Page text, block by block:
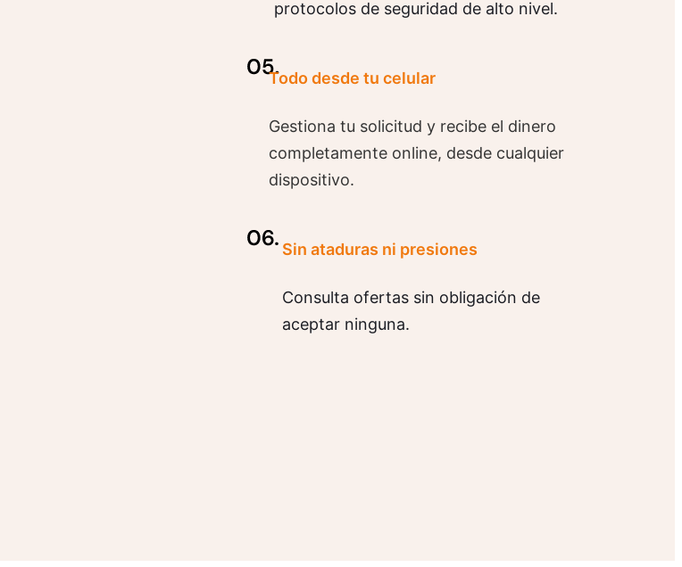
protocolos de seguridad de alto nivel.
Todo desde tu celular
Gestiona tu solicitud y recibe el dinero
completamente online, desde cualquier
dispositivo.
Sin ataduras ni presiones
Consulta ofertas sin obligación de
aceptar ninguna.